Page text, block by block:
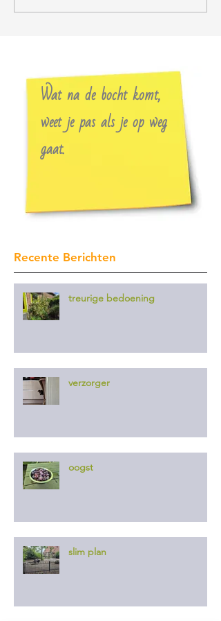
Wat na de bocht komt,
weet je pas als je op weg
gaat.
Recente Berichten
treurige bedoening
verzorger
oogst
slim plan